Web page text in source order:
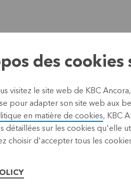
2024 (17.40 CEST)
actionnaires à l'Assemblée
dont l’avis de convocation à
via le site web sous le
des cookies
visitez le site web de KBC
pour adapter son site web aux
en matière de cookies, KBC
détaillées sur les cookies qu'elle
choisir d'accepter tous les